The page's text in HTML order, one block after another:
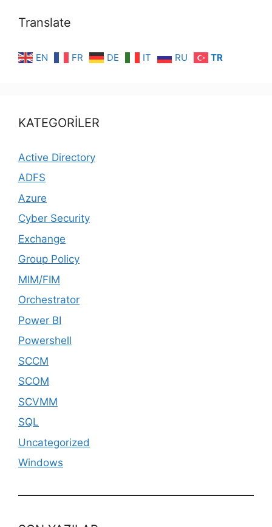
Translate
EN FR DE IT RU TR
KATEGORİLER
Active Directory
ADFS
Azure
Cyber Security
Exchange
Group Policy
MIM/FIM
Orchestrator
Power BI
Powershell
SCCM
SCOM
SCVMM
SQL
Uncategorized
Windows